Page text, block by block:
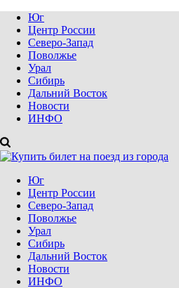
Юг
Центр России
Северо-Запад
Поволжье
Урал
Сибирь
Дальний Восток
Новости
ИНФО
Юг
Центр России
Северо-Запад
Поволжье
Урал
Сибирь
Дальний Восток
Новости
ИНФО